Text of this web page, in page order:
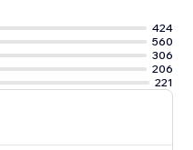
424
560
306
206
221